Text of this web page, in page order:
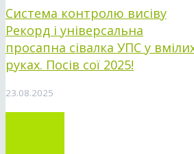
Система контролю висіву
Рекорд і універсальна
просапна сівалка УПС у
руках. Посів сої 2025!
23.08.2025